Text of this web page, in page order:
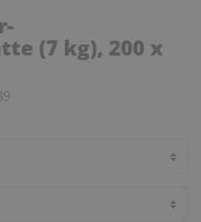
(7 kg), 200 x